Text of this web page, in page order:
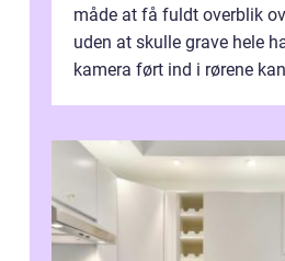
måde at få fuldt overblik
uden at skulle grave hele
kamera ført ind i rørene